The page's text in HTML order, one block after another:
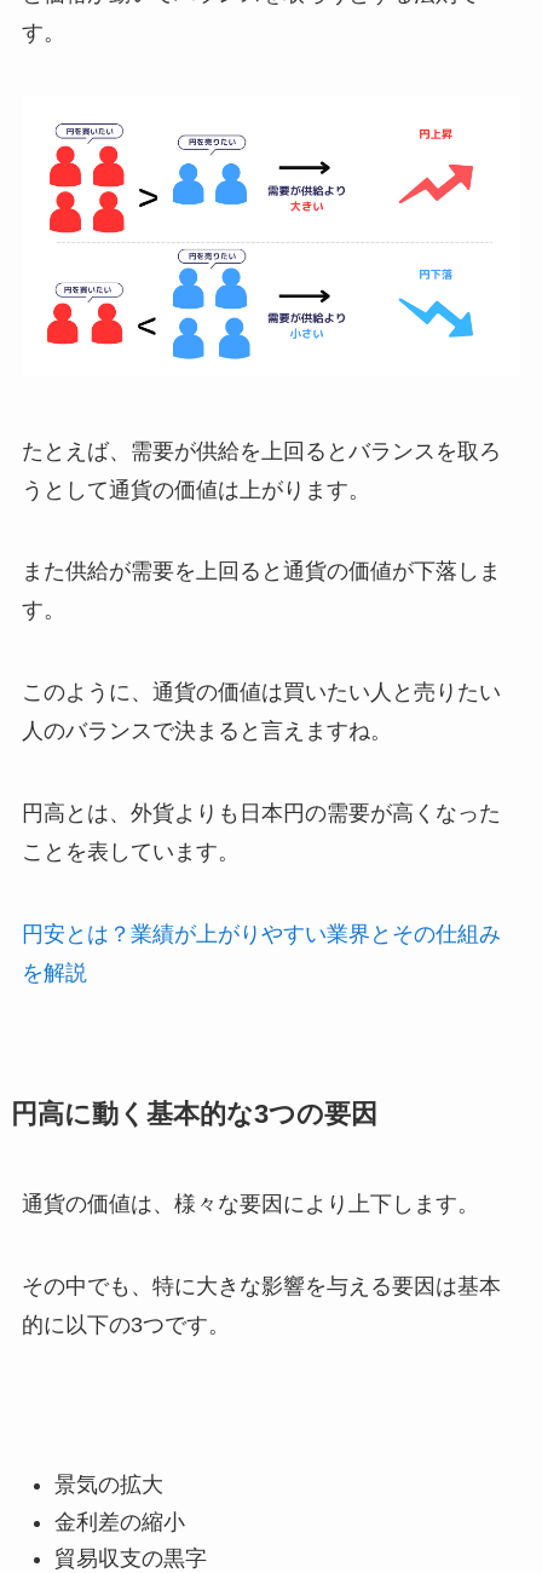
す。
たとえば、需要が供給を上回るとバランスを取ろ
うとして通貨の価値は上がります。
また供給が需要を上回ると通貨の価値が下落しま
す。
このように、通貨の価値は買いたい人と売りたい
人のバランスで決まると言えますね。
円高とは、外貨よりも日本円の需要が高くなった
ことを表しています。
円安とは？業績が上がりやすい業界とその仕組み
を解説
円高に動く基本的な3つの要因
通貨の価値は、様々な要因により上下します。
その中でも、特に大きな影響を与える要因は基本
的に以下の3つです。
景気の拡大
金利差の縮小
貿易収支の黒字